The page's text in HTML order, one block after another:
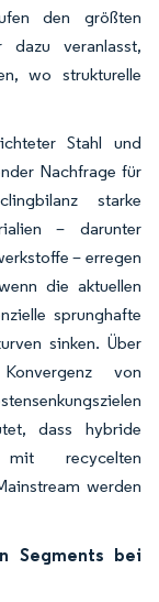
den größten
dazu veranlasst,
wo strukturelle
Stahl und
Nachfrage für
starke
– darunter
– erregen
die aktuellen
sprunghafte
sinken. Über
von
dass hybride
recycelten
werden
Segments bei